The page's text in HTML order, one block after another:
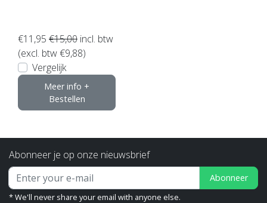
€11,95 €15,00 incl. btw
(excl. btw €9,88)
Vergelijk
Meer info +
Bestellen
Abonneer je op onze nieuwsbrief
Abonneer
* We'll never share your email with anyone else.